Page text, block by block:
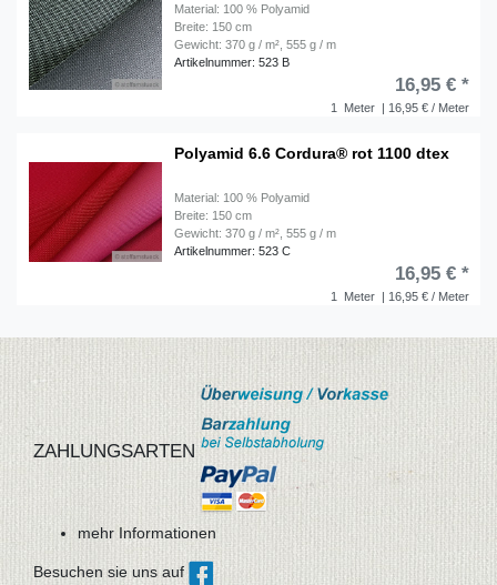
Material: 100 % Polyamid
Breite: 150 cm
Gewicht: 370 g / m², 555 g / m
Artikelnummer: 523 B
1 Meter | 16,95 € / Meter
16,95 € *
Polyamid 6.6 Cordura® rot 1100 dtex
Material: 100 % Polyamid
Breite: 150 cm
Gewicht: 370 g / m², 555 g / m
Artikelnummer: 523 C
1 Meter | 16,95 € / Meter
16,95 € *
ZAHLUNGSARTEN
mehr Informationen
Besuchen sie uns auf